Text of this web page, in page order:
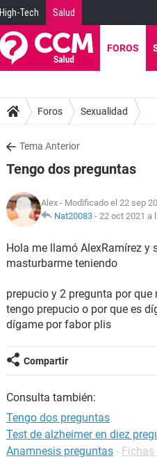
High-Tech Salud
FOROS
Foros Sexualidad
Tema Anterior
Tengo dos preguntas
Alex - Modificado el 22 sep
Nat20083 - 22 oct 2021 a
Hola me llamó AlexRamírez y
masturbarme teniendo
prepucio y 2 pregunta por
tengo prepucio o por que es
dígame por fabor plis
Compartir
Consulta también:
Tengo dos preguntas
Test de alzheimer en diez
Anamnesis preguntas -